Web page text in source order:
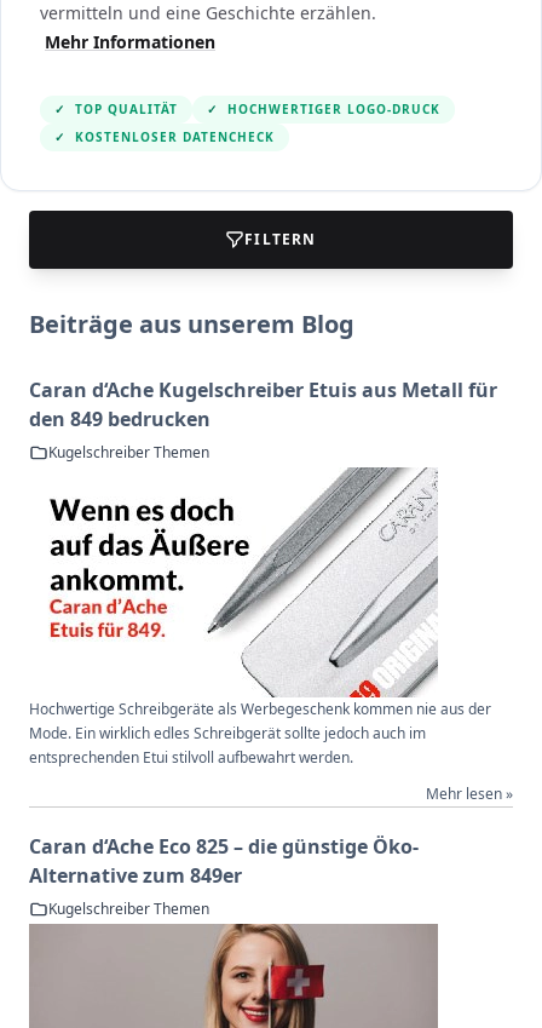
vermitteln und eine Geschichte erzählen.
Mehr Informationen
✓ TOP QUALITÄT ✓
HOCHWERTIGER LOGO-DRUCK
✓
KOSTENLOSER DATENCHECK
FILTERN
Beiträge aus unserem Blog
Caran d‘Ache Kugelschreiber Etuis aus Metall für
den 849 bedrucken
Kugelschreiber Themen
Hochwertige Schreibgeräte als Werbegeschenk kommen nie aus der
Mode. Ein wirklich edles Schreibgerät sollte jedoch auch im
entsprechenden Etui stilvoll aufbewahrt werden.
Mehr lesen »
Caran d‘Ache Eco 825 – die günstige Öko-
Alternative zum 849er
Kugelschreiber Themen